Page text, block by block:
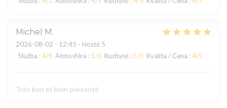
Michel M
2026-08-02 - 12:45 - Hosté 5
Služba : 4/5 Atmosféra : 5/5 Kuchyně : 5/5 Kvalita / Cena : 4/5
Très bon et bien présenté